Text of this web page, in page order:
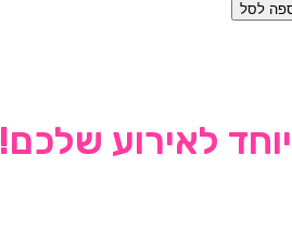
לסל
לאירוע שלכם!